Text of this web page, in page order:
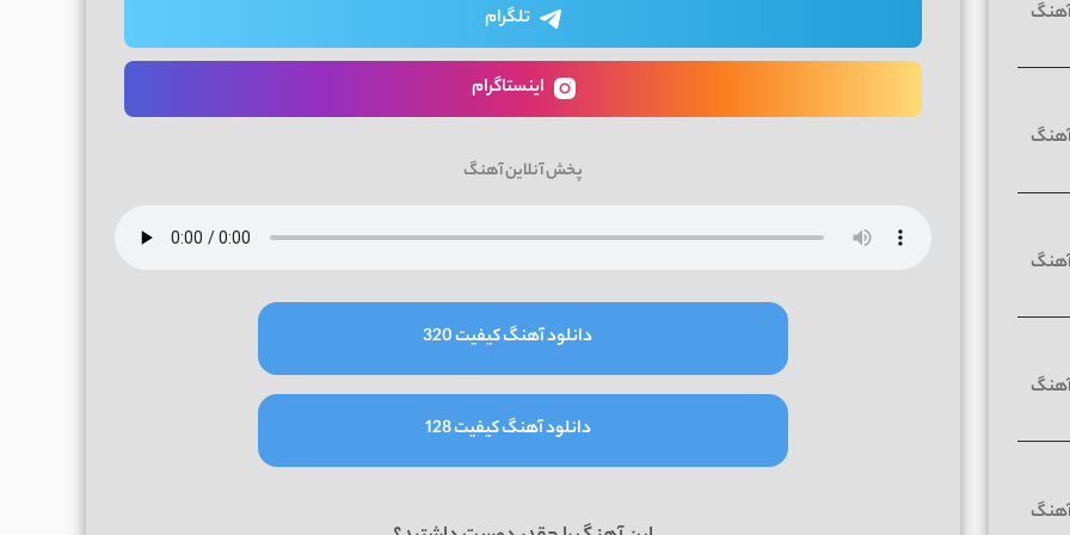
تلگرام
اینستاگرام
پخش آنلاین آهنگ
دانلود آهنگ کیفیت 320
دانلود آهنگ کیفیت 128